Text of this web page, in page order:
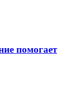
помогает